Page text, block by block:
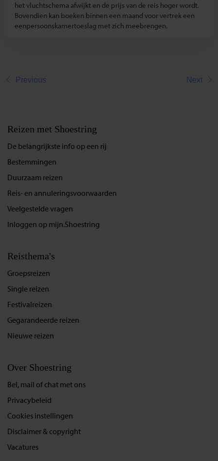
het vluchtschema afwijkt en de prijs van de reis hoger wordt.
Bovendien kan boeken binnen een maand voor vertrek een
eenpersoonskamertoeslag met zich meebrengen.
Previous Next
Reizen met Shoestring
De belangrijkste info op een rij
Bestemmingen
Duurzaam reizen
Reis- en annuleringsvoorwaarden
Veelgestelde vragen
Inloggen op mijn.Shoestring
Reisthema's
Groepsreizen
Single reizen
Festivalreizen
Gegarandeerde reizen
Nieuwe reizen
Over Shoestring
Bel, mail of chat met ons
Privacybeleid
Cookies instellingen
Disclaimer & copyright
Vacatures